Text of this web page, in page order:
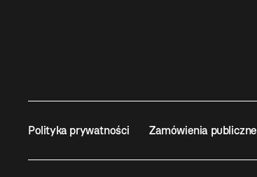
Polityka prywatności Zamówienia publiczne